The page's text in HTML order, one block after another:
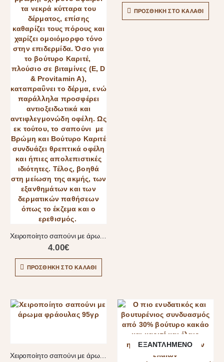
Χειροποίητο σαπούνι με άρωμα φράουλας
4.00€
ΠΡΟΣΘΉΚΗ ΣΤΟ ΚΑΛΆΘΙ
ΠΡΟΣΘΉΚΗ ΣΤΟ ΚΑΛΆΘΙ
Χειροποίητο σαπούνι με άρωμα φράουλας 95γρ
ΕΞΑΝΤΛΗΜΈΝΟ